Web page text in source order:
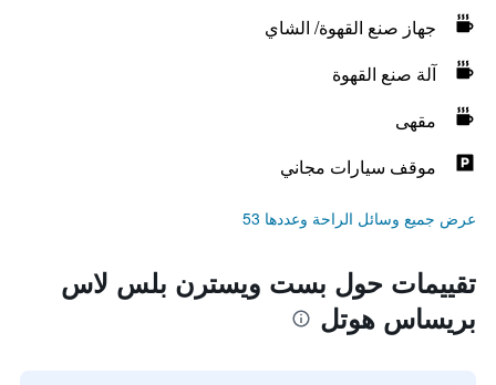
جهاز صنع القهوة/ الشاي
آلة صنع القهوة
مقهى
موقف سيارات مجاني
عرض جميع وسائل الراحة وعددها 53
تقييمات حول بست ويسترن بلس لاس
بريساس هوتل